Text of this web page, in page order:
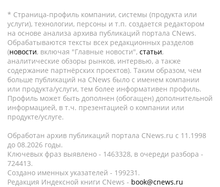
* Страница-профиль компании, системы (продукта или
услуги), технологии, персоны и т.п. создается редактором
на основе анализа архива публикаций портала CNews.
Обрабатываются тексты всех редакционных разделов
(новости, включая "Главные новости", статьи,
аналитические обзоры рынков, интервью, а также
содержание партнёрских проектов). Таким образом, чем
больше публикаций на CNews было с именем компании
или продукта/услуги, тем более информативен профиль.
Профиль может быть дополнен (обогащен) дополнительной
информацией, в т.ч. презентацией о компании или
продукте/услуге.
Обработан архив публикаций портала CNews.ru c 11.1998
до 08.2026 годы.
Ключевых фраз выявлено - 1463328, в очереди разбора -
724413.
Создано именных указателей - 199231.
Редакция Индексной книги CNews - book@cnews.ru